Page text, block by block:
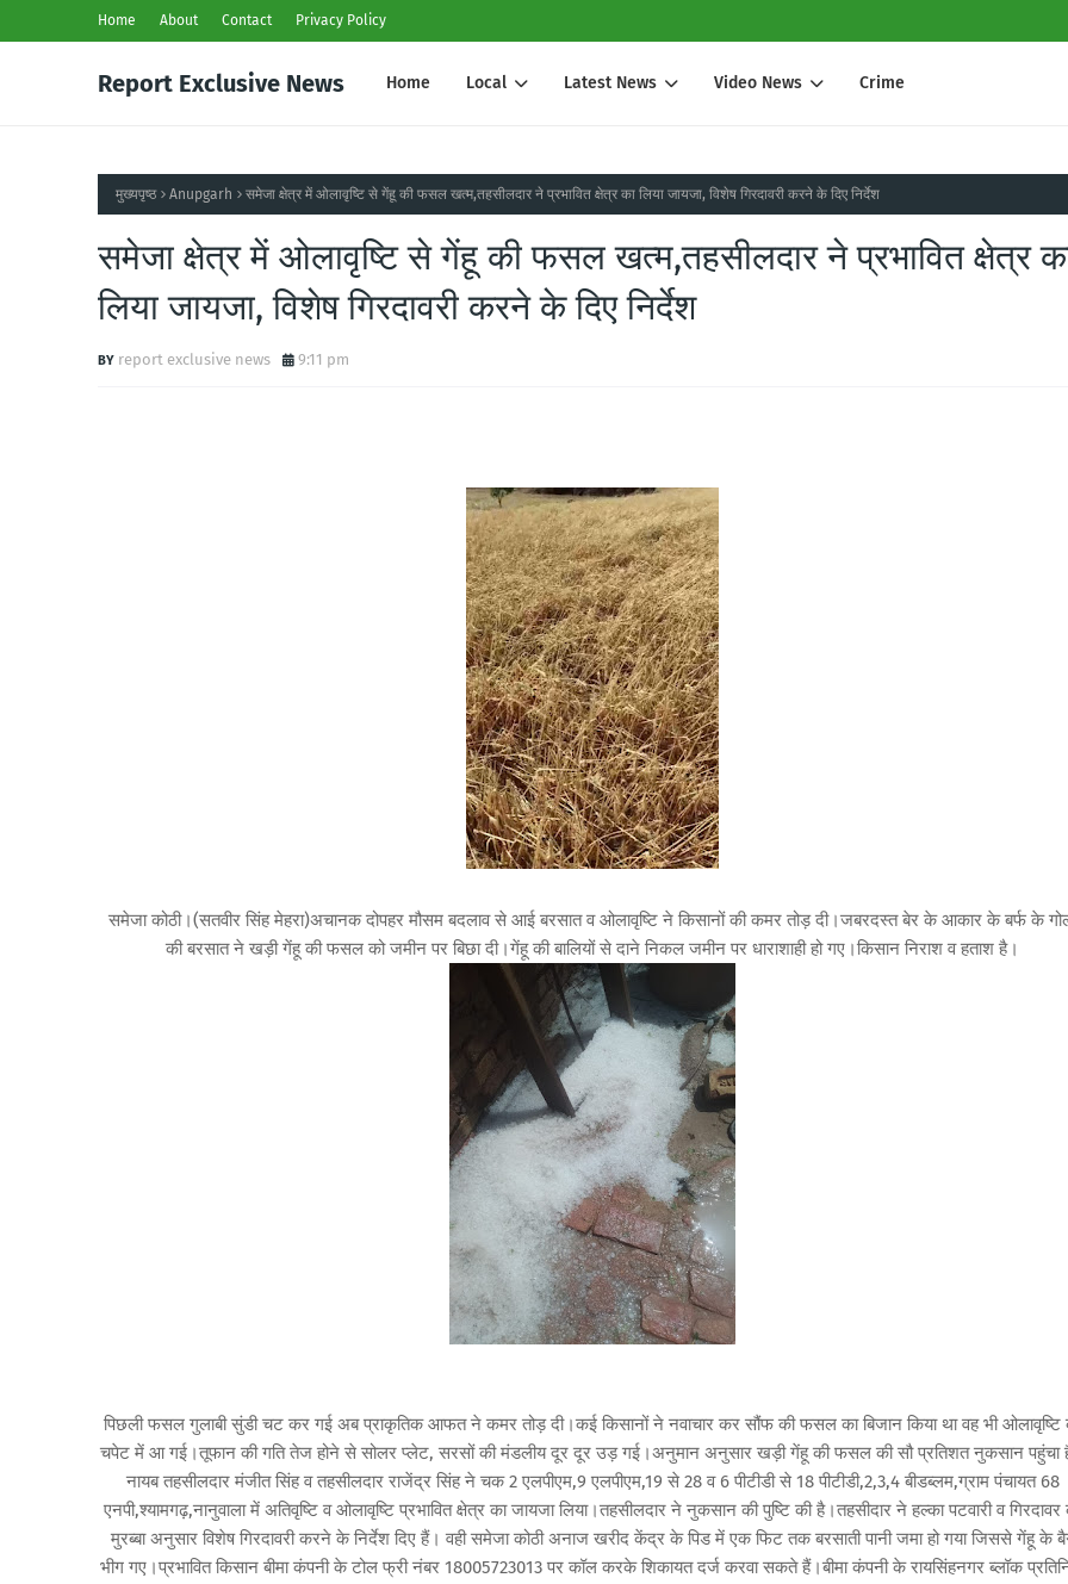
Home About Contact Privacy Policy
Report Exclusive News Home Local Latest News Video News Crime
मुख्यपृष्ठ Anupgarh समेजा क्षेत्र में ओलावृष्टि से गेंहू की फसल खत्म,तहसीलदार ने प्रभावित क्षेत्र का लिया जायजा, विशेष गिरदावरी करने के दिए निर्देश
समेजा क्षेत्र में ओलावृष्टि से गेंहू की फसल खत्म,तहसीलदार ने प्रभावित क्षेत्र
लिया जायजा, विशेष गिरदावरी करने के दिए निर्देश
report exclusive news 9:11 pm
समेजा कोठी।(सतवीर सिंह मेहरा)अचानक दोपहर मौसम बदलाव से आई बरसात व ओलावृष्टि ने किसानों की कमर तोड़ दी।जबरदस्त बेर के आकार के बर्फ के
की बरसात ने खड़ी गेंहू की फसल को जमीन पर बिछा दी।गेंहू की बालियों से दाने निकल जमीन पर धाराशाही हो गए।किसान निराश व हताश है।
पिछली फसल गुलाबी सुंडी चट कर गई अब प्राकृतिक आफत ने कमर तोड़ दी।कई किसानों ने नवाचार कर सौंफ की फसल का बिजान किया था वह भी ओलावृष्टि
चपेट में आ गई।तूफान की गति तेज होने से सोलर प्लेट, सरसों की मंडलीय दूर दूर उड़ गई।अनुमान अनुसार खड़ी गेंहू की फसल की सौ प्रतिशत नुकसान पहुंचा
नायब तहसीलदार मंजीत सिंह व तहसीलदार राजेंद्र सिंह ने चक 2 एलपीएम,9 एलपीएम,19 से 28 व 6 पीटीडी से 18 पीटीडी,2,3,4 बीडब्लम,ग्राम पंचायत 68
एनपी,श्यामगढ़,नानुवाला में अतिवृष्टि व ओलावृष्टि प्रभावित क्षेत्र का जायजा लिया।तहसीलदार ने नुकसान की पुष्टि की है।तहसीदार ने हल्का पटवारी व गिरदावर
मुरब्बा अनुसार विशेष गिरदावरी करने के निर्देश दिए हैं। वही समेजा कोठी अनाज खरीद केंद्र के पिड में एक फिट तक बरसाती पानी जमा हो गया जिससे गेंहू के
भीग गए।प्रभावित किसान बीमा कंपनी के टोल फ्री नंबर 18005723013 पर कॉल करके शिकायत दर्ज करवा सकते हैं।बीमा कंपनी के रायसिंहनगर ब्लॉक